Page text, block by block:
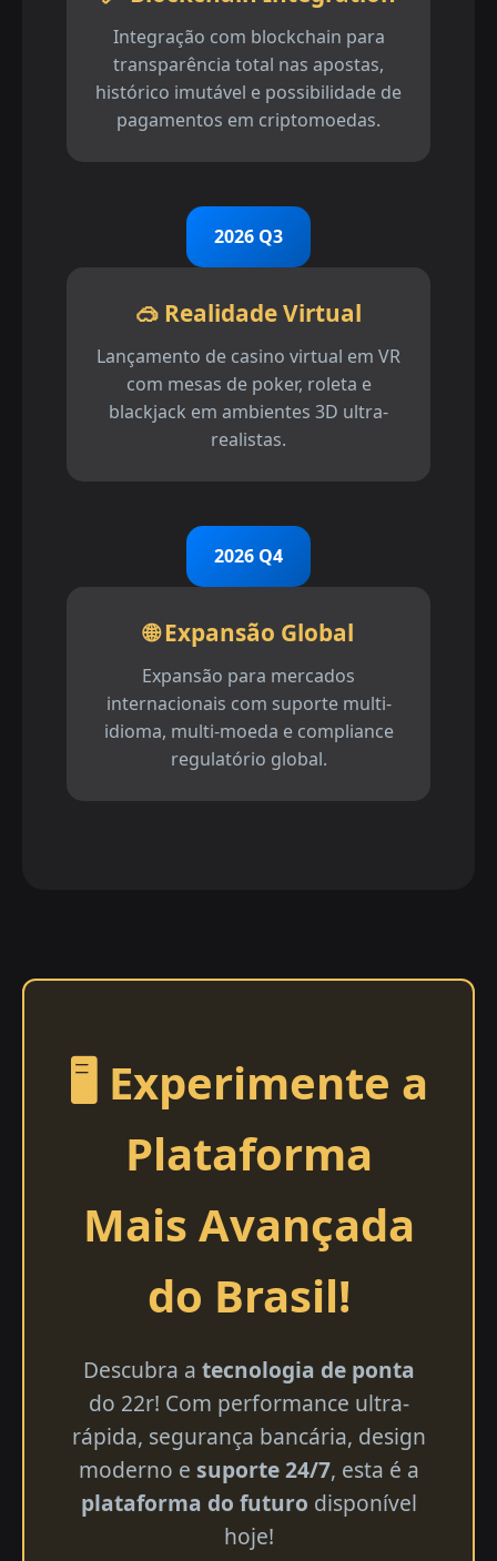
Integração com blockchain para
transparência total nas apostas,
histórico imutável e possibilidade de
pagamentos em criptomoedas.
2026 Q3
🥽 Realidade Virtual
Lançamento de casino virtual em VR
com mesas de poker, roleta e
blackjack em ambientes 3D ultra-
realistas.
2026 Q4
🌐 Expansão Global
Expansão para mercados
internacionais com suporte multi-
idioma, multi-moeda e compliance
regulatório global.
🖥️ Experimente a
Plataforma
Mais Avançada
do Brasil!
Descubra a tecnologia de ponta
do 22r! Com performance ultra-
rápida, segurança bancária, design
moderno e suporte 24/7, esta é a
plataforma do futuro disponível
hoje!